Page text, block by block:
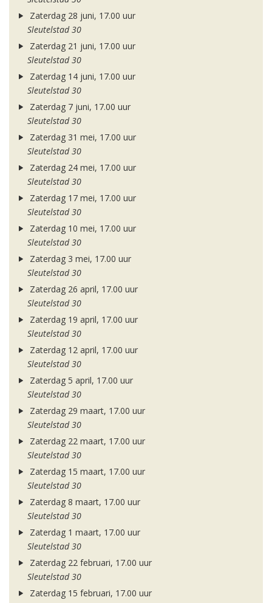
Zaterdag 28 juni, 17.00 uur
Sleutelstad 30
Zaterdag 21 juni, 17.00 uur
Sleutelstad 30
Zaterdag 14 juni, 17.00 uur
Sleutelstad 30
Zaterdag 7 juni, 17.00 uur
Sleutelstad 30
Zaterdag 31 mei, 17.00 uur
Sleutelstad 30
Zaterdag 24 mei, 17.00 uur
Sleutelstad 30
Zaterdag 17 mei, 17.00 uur
Sleutelstad 30
Zaterdag 10 mei, 17.00 uur
Sleutelstad 30
Zaterdag 3 mei, 17.00 uur
Sleutelstad 30
Zaterdag 26 april, 17.00 uur
Sleutelstad 30
Zaterdag 19 april, 17.00 uur
Sleutelstad 30
Zaterdag 12 april, 17.00 uur
Sleutelstad 30
Zaterdag 5 april, 17.00 uur
Sleutelstad 30
Zaterdag 29 maart, 17.00 uur
Sleutelstad 30
Zaterdag 22 maart, 17.00 uur
Sleutelstad 30
Zaterdag 15 maart, 17.00 uur
Sleutelstad 30
Zaterdag 8 maart, 17.00 uur
Sleutelstad 30
Zaterdag 1 maart, 17.00 uur
Sleutelstad 30
Zaterdag 22 februari, 17.00 uur
Sleutelstad 30
Zaterdag 15 februari, 17.00 uur